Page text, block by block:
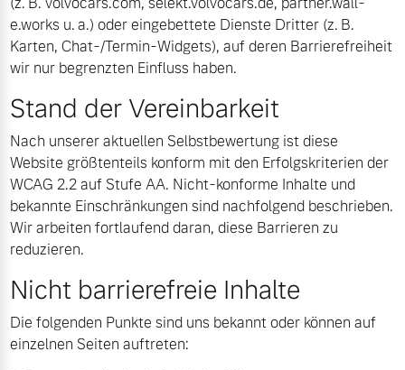
Editionsmodelle
Angebot anfragen
Fahrzeug konfigurieren
Sofort verfügbare Fahrzeuge
Zubehörkatalog
Aktuelle Serviceangebote
Service by Volvo
Sie erhalten bei uns eine
Vielzahl von Original
Sommer Kompletträder.
direkt an.
Mehr erfahren
e.works u. a.) oder eingebettete Dienste Dritter (z. B.
Karten, Chat-/Termin-Widgets), auf deren Barrierefreiheit
wir nur begrenzten Einfluss haben.
Stand der Vereinbarkeit
Nach unserer aktuellen Selbstbewertung ist diese
Website größtenteils konform mit den Erfolgskriterien der
WCAG 2.2 auf Stufe AA. Nicht-konforme Inhalte und
bekannte Einschränkungen sind nachfolgend beschrieben.
Wir arbeiten fortlaufend daran, diese Barrieren zu
reduzieren.
Nicht barrierefreie Inhalte
Die folgenden Punkte sind uns bekannt oder können auf
einzelnen Seiten auftreten: